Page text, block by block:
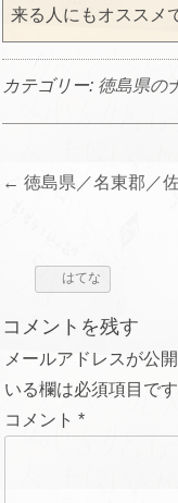
来る人にもオススメ
カテゴリー: 徳島県の
投
ゲ
ー
シ
ョ
ン
← 徳島県／名東郡／
はてな
コメントを残す
メールアドレスが公
いる欄は必須項目です
コメント *